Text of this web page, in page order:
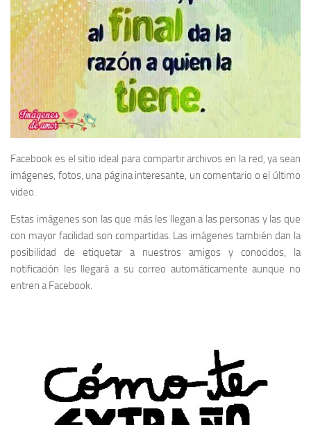
Facebook es el sitio ideal para compartir archivos en la red, ya sean
imágenes, fotos, una página interesante, un comentario o el último
video.
Estas imágenes son las que más les llegan a las personas y las que
con mayor facilidad son compartidas. Las imágenes también dan la
posibilidad de etiquetar a nuestros amigos y conocidos, la
notificación les llegará a su correo automáticamente aunque no
entren a Facebook.